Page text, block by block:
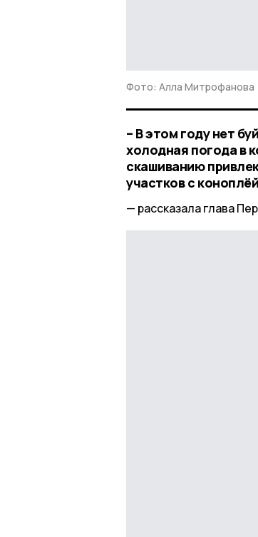
Фото: Алла Митрофанова
– В этом году нет
холодная погода в
скашиванию
участков с
рассказала глава